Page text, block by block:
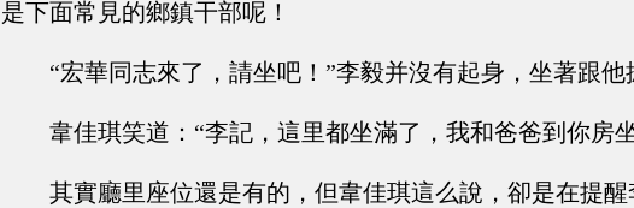
是下面常見的鄉鎮干部呢！
“宏華同志來了，請坐吧！”李毅并沒有起身，坐著跟他
韋佳琪笑道：“李記，這里都坐滿了，我和爸爸到你房
其實廳里座位還是有的，但韋佳琪這么說，卻是在提